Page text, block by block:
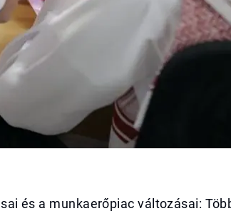
és a munkaerőpiac változásai: